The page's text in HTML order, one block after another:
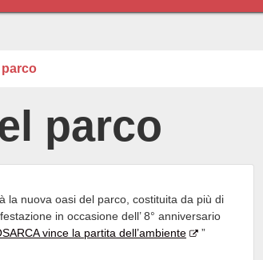
parco
parco
la nuova oasi del parco, costituita da più di
in occasione dell’ 8° anniversario
vince la partita dell’ambiente
”